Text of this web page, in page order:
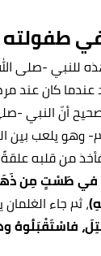
طفولته
للنبي -صلى
كان عند
أنّ النبي -
وهو يلعب بين
من قلبه علقةً
في طَسْتٍ مِن
، ثم جاء
فاسْتَقْبَلُوهُ